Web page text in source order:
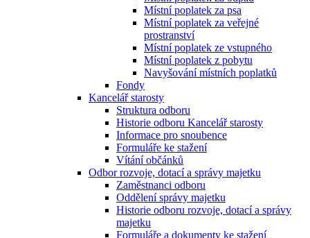
Místní poplatek za psa
Místní poplatek za veřejné
prostranství
Místní poplatek ze vstupného
Místní poplatek z pobytu
Navyšování místních poplatků
Fondy
Kancelář starosty
Struktura odboru
Historie odboru Kancelář starosty
Informace pro snoubence
Formuláře ke stažení
Vítání občánků
Odbor rozvoje, dotací a správy majetku
Zaměstnanci odboru
Oddělení správy majetku
Historie odboru rozvoje, dotací a správy
majetku
Formuláře a dokumenty ke stažení